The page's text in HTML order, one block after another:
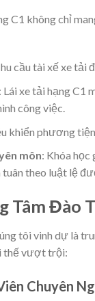
C1 không chỉ
cầu tài xế xe tải
Lái xe tải hạng C1
công việc.
khiển phương
môn: Khóa học
theo luật lệ
Tâm Đào
tôi vinh dự là
thế vượt trội:
Chuyên